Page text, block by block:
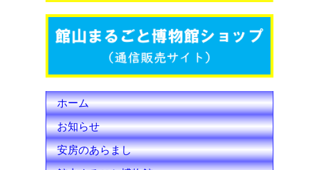
o r e
C
h
a
n
n
ホーム
お知らせ
安房のあらまし